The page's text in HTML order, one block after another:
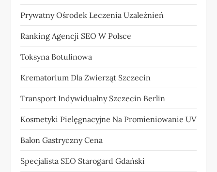
Prywatny Ośrodek Leczenia Uzależnień
Ranking Agencji SEO W Polsce
Toksyna Botulinowa
Krematorium Dla Zwierząt Szczecin
Transport Indywidualny Szczecin Berlin
Kosmetyki Pielęgnacyjne Na Promieniowanie UV
Balon Gastryczny Cena
Specjalista SEO Starogard Gdański